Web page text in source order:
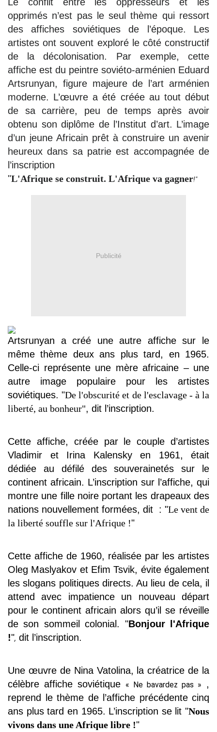
opprimés n’est pas le seul thème qui ressort
des affiches soviétiques de l’époque. Les
artistes ont souvent exploré le côté constructif
de la décolonisation. Par exemple, cette
affiche est du peintre soviéto-arménien Eduard
Artsrunyan, figure majeure de l’art arménien
moderne. L’œuvre a été créée au tout début
de sa carrière, peu de temps après avoir
obtenu son diplôme de l’Institut d’art. L’image
d’un jeune Africain prêt à construire un avenir
heureux dans sa patrie est accompagnée de
l’inscription
"L'Afrique se construit. L'Afrique va gagner!"
Publicité
Artsrunyan a créé une autre affiche sur le
même thème deux ans plus tard, en 1965.
Celle-ci représente une mère africaine – une
autre image populaire pour les artistes
soviétiques. "De l'obscurité et de l'esclavage - à la
liberté, au bonheur", dit l’inscription.
Cette affiche, créée par le couple d’artistes
Vladimir et Irina Kalensky en 1961, était
dédiée au défilé des souverainetés sur le
continent africain. L’inscription sur l’affiche, qui
montre une fille noire portant les drapeaux des
nations nouvellement formées, dit : "Le vent de
la liberté souffle sur l'Afrique !"
Cette affiche de 1960, réalisée par les artistes
Oleg Maslyakov et Efim Tsvik, évite également
les slogans politiques directs. Au lieu de cela, il
attend avec impatience un nouveau départ
pour le continent africain alors qu’il se réveille
de son sommeil colonial. "Bonjour l'Afrique
!", dit l’inscription.
Une œuvre de Nina Vatolina, la créatrice de la
célèbre affiche soviétique « Ne bavardez pas »
,
reprend le thème de l’affiche précédente cinq
ans plus tard en 1965. L’inscription se lit "Nous
vivons dans une Afrique libre !"